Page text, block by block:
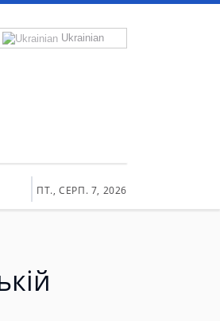
Ukrainian
ПТ., СЕРП. 7, 2026